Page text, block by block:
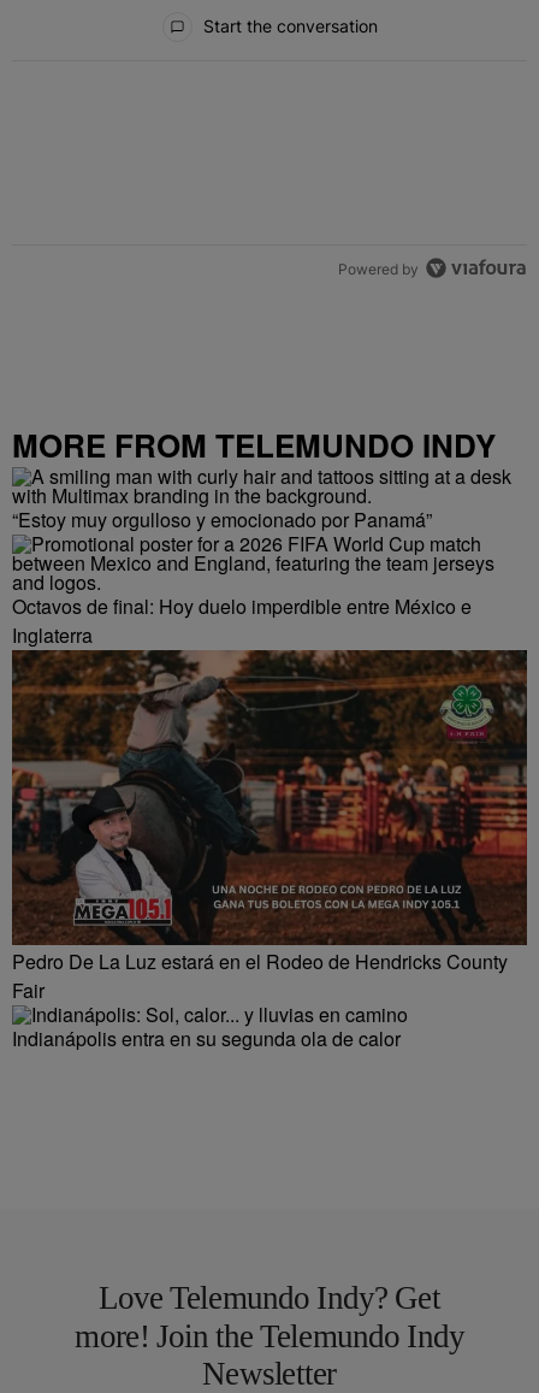
Start the conversation
Powered by
MORE FROM TELEMUNDO INDY
“Estoy muy orgulloso y emocionado por Panamá”
Octavos de final: Hoy duelo imperdible entre México e
Inglaterra
Pedro De La Luz estará en el Rodeo de Hendricks County
Fair
Indianápolis entra en su segunda ola de calor
Love Telemundo Indy? Get
more! Join the Telemundo Indy
Newsletter